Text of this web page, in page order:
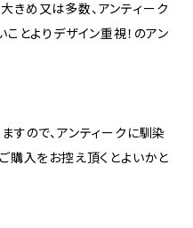
きめ又は多数、アンティーク
とよりデザイン重視！のアン
すので、アンティークに馴染
購入をお控え頂くとよいかと